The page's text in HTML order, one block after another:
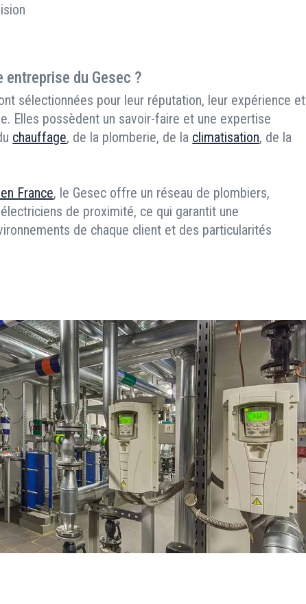
du Gesec ?
sélectionnées pour leur réputation, leur expérience et
Elles possèdent un savoir-faire et une expertise
chauffage, de la plomberie, de la climatisation, de la
France, le Gesec offre un réseau de plombiers,
de proximité, ce qui garantit une
de chaque client et des particularités